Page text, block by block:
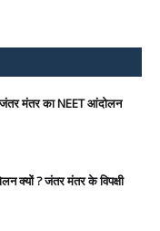
जंतर मंतर का NEET आंदोलन
क्यों ? जंतर मंतर के विपक्षी